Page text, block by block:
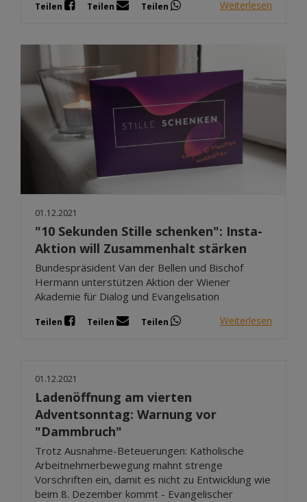
Teilen Teilen Teilen Weiterlesen
01.12.2021
"10 Sekunden Stille schenken": Insta-
Aktion will Zusammenhalt stärken
Bundespräsident Van der Bellen und Bischof
Hermann unterstützen Aktion der Wiener
Akademie für Dialog und Evangelisation
Teilen Teilen Teilen Weiterlesen
01.12.2021
Ladenöffnung am vierten
Adventsonntag: Warnung vor
"Dammbruch"
Trotz Ausnahme-Beteuerungen: Katholische
Arbeitnehmerbewegung mahnt strenge
Vorschriften ein, damit es nicht zu Entwicklung wie
beim 8. Dezember kommt - Evangelischer